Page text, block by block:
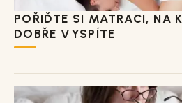
POŘIĎTE SI MATRACI, NA
DOBŘE VYSPÍTE